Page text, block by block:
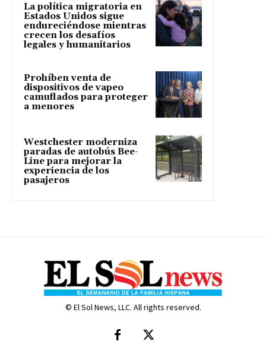
La política migratoria en
Estados Unidos sigue
endureciéndose mientras
crecen los desafíos
legales y humanitarios
Prohíben venta de
dispositivos de vapeo
camuflados para proteger
a menores
Westchester moderniza
paradas de autobús Bee-
Line para mejorar la
experiencia de los
pasajeros
© El Sol News, LLC. All rights reserved.